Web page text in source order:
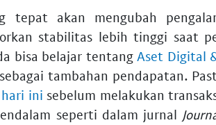
tepat akan mengubah
stabilitas lebih tinggi saat
bisa belajar tentang Aset Digital
sebagai tambahan pendapatan.
ini sebelum melakukan
seperti dalam jurnal